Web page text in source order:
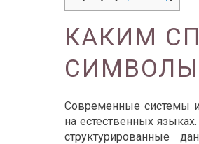
КАКИМ
СИМВОЛЫ
Современные системы
на естественных
структурированные